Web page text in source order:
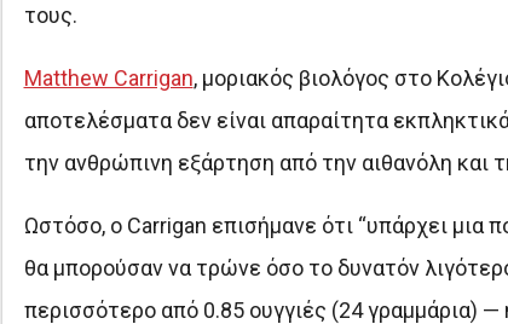
τους.
Matthew Carrigan, μοριακός βιολόγος στο
αποτελέσματα δεν είναι απαραίτητα
την ανθρώπινη εξάρτηση από την αιθανόλη και
Ωστόσο, ο Carrigan επισήμανε ότι “υπάρχει μια
θα μπορούσαν να τρώνε όσο το δυνατόν
περισσότερο από 0.85 ουγγιές (24 γραμμάρια)